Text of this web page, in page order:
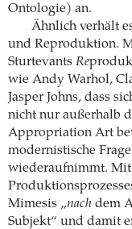
Ontologie) an.
Ähnlich verhält
und Reproduktion.
Sturtevants Re
wie Andy Warhol,
Jasper Johns, dass
nicht nur außerhalb
Appropriation Art
modernistische
wiederaufnimmt.
Mimesis „nach dem
Subjekt“ und damit